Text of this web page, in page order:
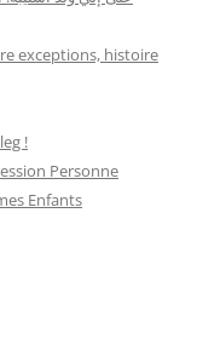
exceptions, histoire
!
Personne
Enfants